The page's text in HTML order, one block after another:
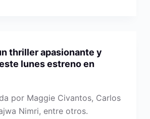
un thriller apasionante y
lunes estreno en
por Maggie Civantos, Carlos
Nimri, entre otros.